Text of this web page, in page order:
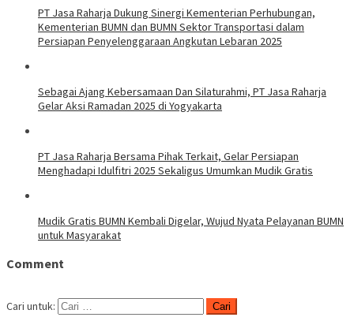
PT Jasa Raharja Dukung Sinergi Kementerian Perhubungan,
Kementerian BUMN dan BUMN Sektor Transportasi dalam
Persiapan Penyelenggaraan Angkutan Lebaran 2025
Sebagai Ajang Kebersamaan Dan Silaturahmi, PT Jasa Raharja
Gelar Aksi Ramadan 2025 di Yogyakarta
PT Jasa Raharja Bersama Pihak Terkait, Gelar Persiapan
Menghadapi Idulfitri 2025 Sekaligus Umumkan Mudik Gratis
Mudik Gratis BUMN Kembali Digelar, Wujud Nyata Pelayanan BUMN
untuk Masyarakat
Comment
Cari untuk: